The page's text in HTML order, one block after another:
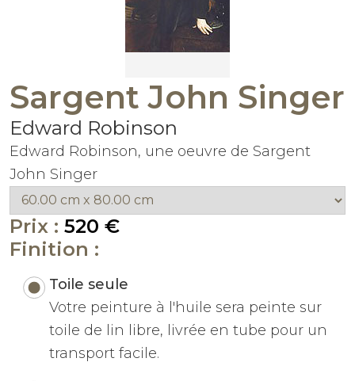
Sargent John Singer
Edward Robinson
Edward Robinson, une oeuvre de Sargent
John Singer
Prix : 520 €
Finition :
Toile seule
Votre peinture à l'huile sera peinte sur
toile de lin libre, livrée en tube pour un
transport facile.